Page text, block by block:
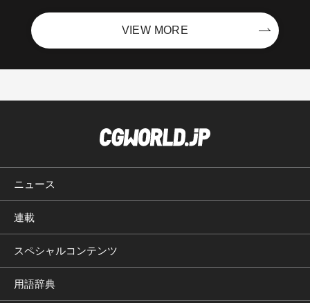
VIEW MORE
ニュース
連載
スペシャルコンテンツ
用語辞典